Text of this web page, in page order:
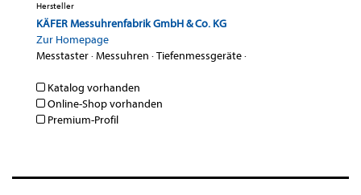
Hersteller
KÄFER Messuhrenfabrik GmbH & Co. KG
Zur Homepage
Messtaster·Messuhren ·Tiefenmessgeräte·
Katalog vorhanden
Online-Shop vorhanden
Premium-Profil